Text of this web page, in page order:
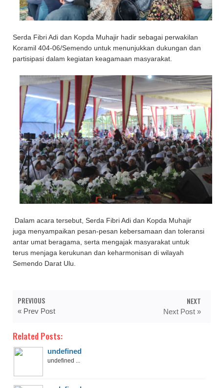
Serda Fibri Adi dan Kopda Muhajir hadir sebagai perwakilan
Koramil 404-06/Semendo untuk menunjukkan dukungan dan
partisipasi dalam kegiatan keagamaan masyarakat.
Dalam acara tersebut, Serda Fibri Adi dan Kopda Muhajir
juga menyampaikan pesan-pesan kebersamaan dan toleransi
antar umat beragama, serta mengajak masyarakat untuk
terus menjaga kerukunan dan keharmonisan di wilayah
Semendo Darat Ulu.
PREVIOUS
« Prev Post
NEXT
Next Post »
Related Posts:
undefined
undefined ...